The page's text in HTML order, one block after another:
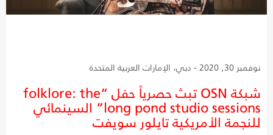
نوفمبر 30, 2020 - دبي، الإمارات العربية المتحدة
شبكة OSN تبث حصرياً حفل “folklore: the
long pond studio sessions” السينمائي
للنجمة الأمريكية تايلور سويفت